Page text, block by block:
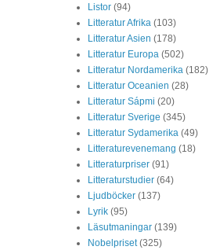
Listor (94)
Litteratur Afrika (103)
Litteratur Asien (178)
Litteratur Europa (502)
Litteratur Nordamerika (182)
Litteratur Oceanien (28)
Litteratur Sápmi (20)
Litteratur Sverige (345)
Litteratur Sydamerika (49)
Litteraturevenemang (18)
Litteraturpriser (91)
Litteraturstudier (64)
Ljudböcker (137)
Lyrik (95)
Läsutmaningar (139)
Nobelpriset (325)